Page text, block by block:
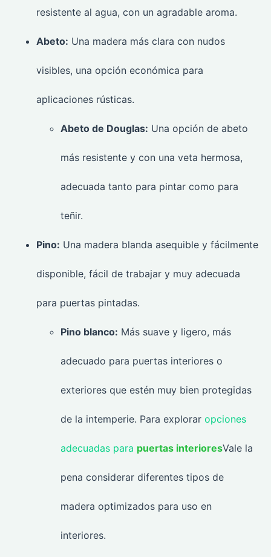
resistente al agua, con un agradable aroma.
Abeto: Una madera más clara con nudos
visibles, una opción económica para
aplicaciones rústicas.
Abeto de Douglas: Una opción de abeto
más resistente y con una veta hermosa,
adecuada tanto para pintar como para
teñir.
Pino: Una madera blanda asequible y fácilmente
disponible, fácil de trabajar y muy adecuada
para puertas pintadas.
Pino blanco: Más suave y ligero, más
adecuado para puertas interiores o
exteriores que estén muy bien protegidas
de la intemperie. Para explorar opciones
adecuadas para puertas interioresVale la
pena considerar diferentes tipos de
madera optimizados para uso en
interiores.